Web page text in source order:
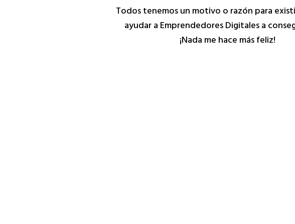
Todos tenemos un motivo o razón para
ayudar a Emprendedores Digitales a
¡Nada me hace más feliz!